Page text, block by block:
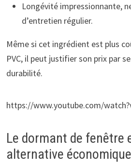
Longévité impressionnante,
d’entretien régulier.
Même si cet ingrédient est plus
PVC, il peut justifier son prix par
durabilité.
https://www.youtube.com/
Le dormant de fenêtre
alternative économique